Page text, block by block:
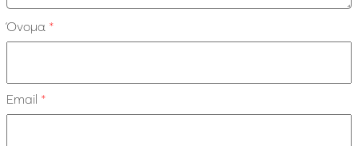
Όνομα *
Email *